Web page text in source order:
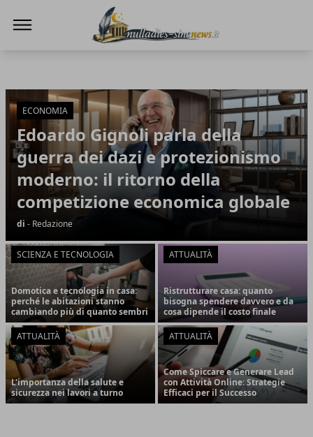
Articoli in Evidenza
ECONOMIA
Edoardo Gignoli parla della
guerra dei dazi e protezionismo
moderno: il ritorno della
competizione economica globale
di - Redazione
SCIENZA E TECNOLOGIA
Domotica e tecnologia in casa:
perché le abitazioni stanno
cambiando più di quanto sembri
ATTUALITÀ
Ristrutturare casa: quanto
bisogna spendere davvero e da
cosa dipende il costo finale
ATTUALITÀ
L'importanza della salute e
sicurezza nei lavori a turno
ATTUALITÀ
Come Spiccare e Generare Lead
con Attività Online: Strategie
Efficaci per il Successo